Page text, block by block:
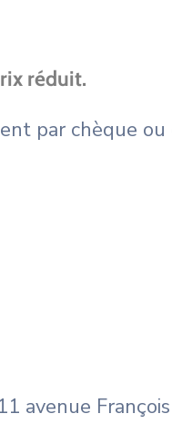
réduit.
par chèque ou
avenue